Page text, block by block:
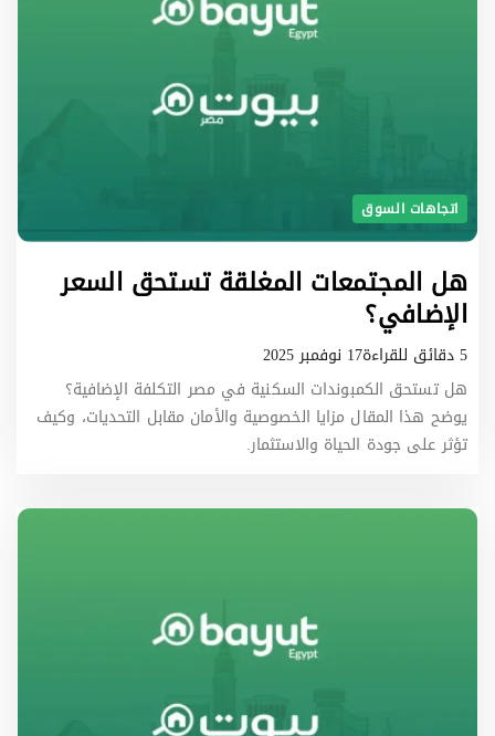
اتجاهات السوق
هل المجتمعات المغلقة تستحق السعر
الإضافي؟
5 دقائق للقراءة
17 نوفمبر 2025
هل تستحق الكمبوندات السكنية في مصر التكلفة الإضافية؟
يوضح هذا المقال مزايا الخصوصية والأمان مقابل التحديات، وكيف
تؤثر على جودة الحياة والاستثمار.